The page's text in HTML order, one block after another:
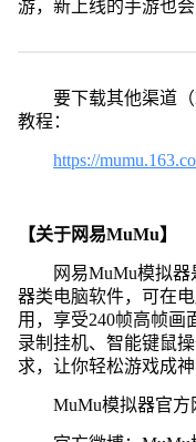
游，新上线的手游也会
要下载其他渠道
教程：
https://
【关于网易MuMu】
网易MuMu模拟
器类电脑软件，可在
用，享受240帧高帧画
录制挂机、智能键鼠
求，让你轻松游戏成神
MuMu模拟器官方